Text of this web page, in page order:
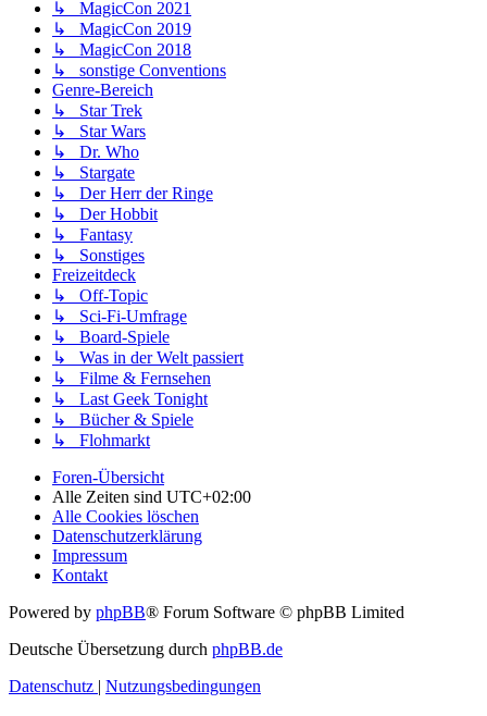
↳ MagicCon 2021
↳ MagicCon 2019
↳ MagicCon 2018
↳ sonstige Conventions
Genre-Bereich
↳ Star Trek
↳ Star Wars
↳ Dr. Who
↳ Stargate
↳ Der Herr der Ringe
↳ Der Hobbit
↳ Fantasy
↳ Sonstiges
Freizeitdeck
↳ Off-Topic
↳ Sci-Fi-Umfrage
↳ Board-Spiele
↳ Was in der Welt passiert
↳ Filme & Fernsehen
↳ Last Geek Tonight
↳ Bücher & Spiele
↳ Flohmarkt
Foren-Übersicht
Alle Zeiten sind UTC+02:00
Alle Cookies löschen
Datenschutzerklärung
Impressum
Kontakt
Powered by phpBB® Forum Software © phpBB Limited
Deutsche Übersetzung durch phpBB.de
Datenschutz | Nutzungsbedingungen